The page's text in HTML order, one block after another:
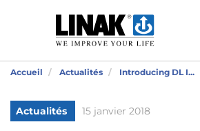
Accueil Actualités Introducing DL I...
Actualités 15 janvier 2018